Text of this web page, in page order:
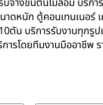
หนัก ตู้คอนเทนเนอร์ เ
ตัน บริการรับงานทุกรูป
ารโดยทีมงานมืออาชีพ ร